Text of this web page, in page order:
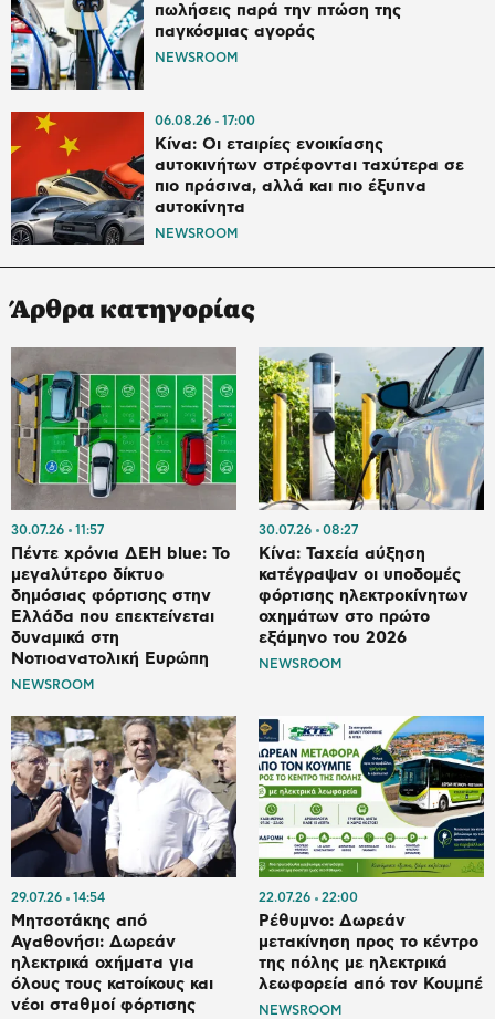
πωλήσεις παρά την πτώση της
παγκόσμιας αγοράς
NEWSROOM
06.08.26 17:00
Κίνα: Οι εταιρίες ενοικίασης
αυτοκινήτων στρέφονται ταχύτερα σε
πιο πράσινα, αλλά και πιο έξυπνα
αυτοκίνητα
NEWSROOM
Άρθρα κατηγορίας
30.07.26 11:57
Πέντε χρόνια ΔΕΗ blue: Το
μεγαλύτερο δίκτυο
δημόσιας φόρτισης στην
Ελλάδα που επεκτείνεται
δυναμικά στη
Νοτιοανατολική Ευρώπη
NEWSROOM
30.07.26 08:27
Κίνα: Ταχεία αύξηση
κατέγραψαν οι υποδομές
φόρτισης ηλεκτροκίνητων
οχημάτων στο πρώτο
εξάμηνο του 2026
NEWSROOM
29.07.26 14:54
Μητσοτάκης από
Αγαθονήσι: Δωρεάν
ηλεκτρικά οχήματα για
όλους τους κατοίκους και
νέοι σταθμοί φόρτισης
22.07.26 22:00
Ρέθυμνο: Δωρεάν
μετακίνηση προς το κέντρο
της πόλης με ηλεκτρικά
λεωφορεία από τον Κουμπέ
NEWSROOM